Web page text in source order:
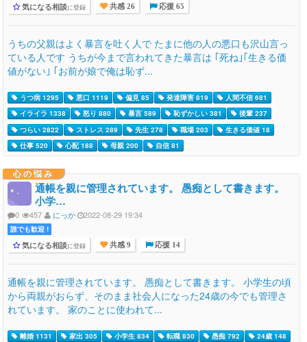
気になる相談に登録 共感 26 応援 65
うちの父親はよく暴言を吐く人で たまに他の人の悪口も沢山言っ
ている人です うちが今まで言われてきた暴言は ｢死ね｣｢生きる価
値がない｣ ｢お前が娘で俺は恥ず...
うつ病 1295 悪口 1119 偏見 85 発達障害 819
人間不信 681
イライラ 1338
怒り 880 暴言 589 恥ずかしい 381
後輩 237
つらい 2822
ストレス 289 先生 278 職場 203
生きる価値 18
仕事 520
心配 188 母親 200 自信 81
心の悩み
通帳を親に管理されています。 愚痴として書きます。
小学…
0 457 にっか 2022-08-29 19:34
誰でも歓迎 !
気になる相談に登録 共感 9 応援 14
通帳を親に管理されています。 愚痴として書きます。 小学生の頃
から両親がおらず、そのまま社会人になった24歳の今でも管理さ
れています。 家のことに使われて...
離婚 1131 家出 305 小学生 834 転職 830 愚痴 792
24歳 148